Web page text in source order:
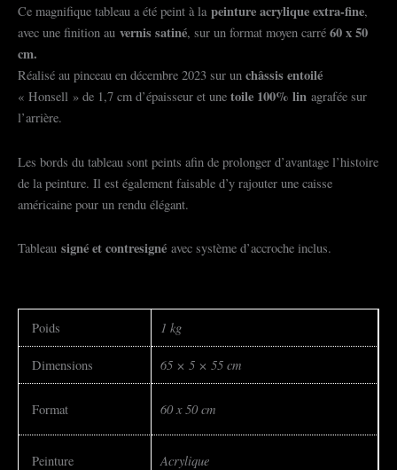
Ce magnifique tableau a été peint à la peinture acrylique extra-fine,
avec une finition au vernis satiné, sur un format moyen carré 60 x 50
cm.
Réalisé au pinceau en décembre 2023 sur un châssis entoilé
« Honsell » de 1,7 cm d’épaisseur et une toile 100% lin agrafée sur
l’arrière.
Les bords du tableau sont peints afin de prolonger d’avantage l’histoire
de la peinture. Il est également faisable d’y rajouter une caisse
américaine pour un rendu élégant.
Tableau signé et contresigné avec système d’accroche inclus.
Poids 1 kg
Dimensions 65 × 5 × 55 cm
Format 60 x 50 cm
Peinture Acrylique